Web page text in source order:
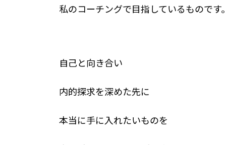
私のコーチングで目指しているものです。
自己と向き合い
内的探求を深めた先に
本当に手に入れたいものを